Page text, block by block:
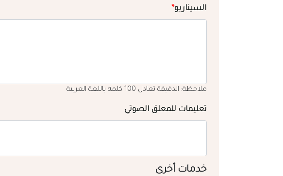
السيناريو*
ملاحظة: الدقيقة تعادل 100 كلمة باللغة العربية
تعليمات للمعلق الصوتي
خدمات أخرى